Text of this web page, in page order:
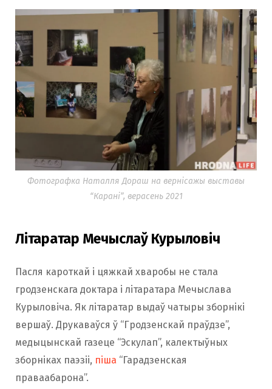
Фотографка Наталля Дораш на вернісажы выставы
“Карані”, верасень 2021
Літаратар Мечыслаў Курыловіч
Пасля кароткай і цяжкай хваробы не стала
гродзенскага доктара і літаратара Мечыслава
Курыловіча. Як літаратар выдаў чатыры зборнікі
вершаў. Друкаваўся ў “Гродзенскай праўдзе”,
медыцынскай газеце “Эскулап”, калектыўных
зборніках паэзіі, піша “Гарадзенская
праваабарона”.